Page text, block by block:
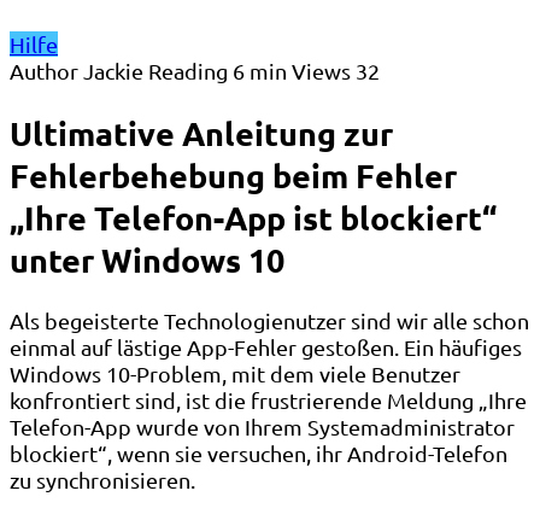
Hilfe
AuthorJackie Reading 6 min Views 32
Ultimative Anleitung zur
Fehlerbehebung beim Fehler
„Ihre Telefon-App ist blockiert“
unter Windows 10
Als begeisterte Technologienutzer sind wir alle schon
einmal auf lästige App-Fehler gestoßen. Ein häufiges
Windows 10-Problem, mit dem viele Benutzer
konfrontiert sind, ist die frustrierende Meldung „Ihre
Telefon-App wurde von Ihrem Systemadministrator
blockiert“, wenn sie versuchen, ihr Android-Telefon
zu synchronisieren.